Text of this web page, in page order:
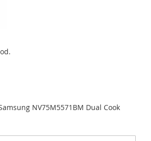
NV75M5571BM Dual Cook